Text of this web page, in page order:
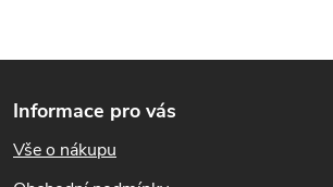
l
á
áInformace pro vás
Vše o nákupu